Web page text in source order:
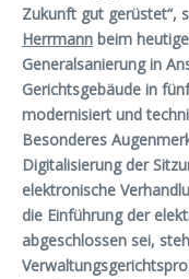
Zukunft gut gerüstet“,
Herrmann beim
Generalsanierung in
Gerichtsgebäude in
modernisiert und
Besonderes
Digitalisierung der
elektronische
die Einführung der
abgeschlossen sei,